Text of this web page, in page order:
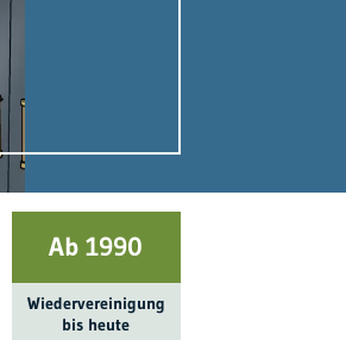
Ab 1990
Wieder­ver­einigung
bis heute